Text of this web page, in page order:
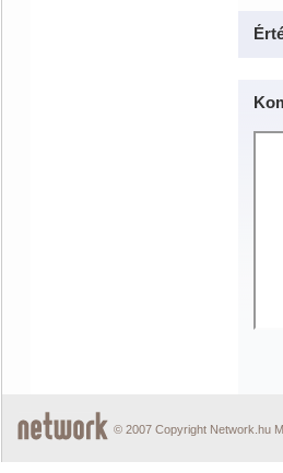
© 2007 Copyright Network.hu